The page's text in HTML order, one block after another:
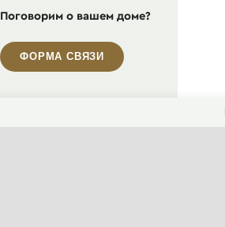
Поговорим о вашем доме?
ФОРМА СВЯЗИ